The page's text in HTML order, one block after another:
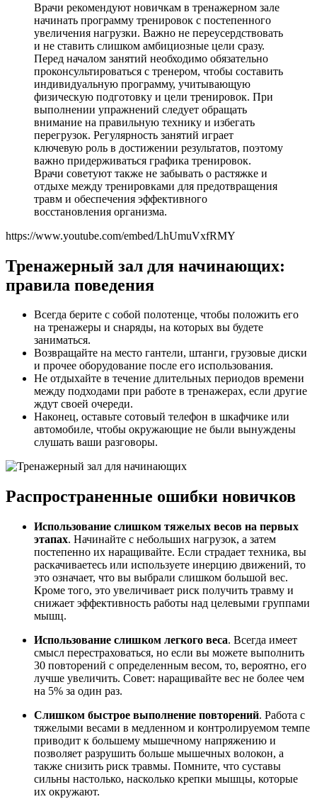
Врачи рекомендуют новичкам в тренажерном зале
начинать программу тренировок с постепенного
увеличения нагрузки. Важно не переусердствовать
и не ставить слишком амбициозные цели сразу.
Перед началом занятий необходимо обязательно
проконсультироваться с тренером, чтобы составить
индивидуальную программу, учитывающую
физическую подготовку и цели тренировок. При
выполнении упражнений следует обращать
внимание на правильную технику и избегать
перегрузок. Регулярность занятий играет
ключевую роль в достижении результатов, поэтому
важно придерживаться графика тренировок.
Врачи советуют также не забывать о растяжке и
отдыхе между тренировками для предотвращения
травм и обеспечения эффективного
восстановления организма.
https://www.youtube.com/embed/LhUmuVxfRMY
Тренажерный зал для начинающих:
правила поведения
Всегда берите с собой полотенце, чтобы положить его
на тренажеры и снаряды, на которых вы будете
заниматься.
Возвращайте на место гантели, штанги, грузовые диски
и прочее оборудование после его использования.
Не отдыхайте в течение длительных периодов времени
между подходами при работе в тренажерах, если другие
ждут своей очереди.
Наконец, оставьте сотовый телефон в шкафчике или
автомобиле, чтобы окружающие не были вынуждены
слушать ваши разговоры.
Распространенные ошибки новичков
Использование слишком тяжелых весов на первых
этапах. Начинайте с небольших нагрузок, а затем
постепенно их наращивайте. Если страдает техника, вы
раскачиваетесь или используете инерцию движений, то
это означает, что вы выбрали слишком большой вес.
Кроме того, это увеличивает риск получить травму и
снижает эффективность работы над целевыми группами
мышц.
Использование слишком легкого веса. Всегда имеет
смысл перестраховаться, но если вы можете выполнить
30 повторений с определенным весом, то, вероятно, его
лучше увеличить. Совет: наращивайте вес не более чем
на 5% за один раз.
Слишком быстрое выполнение повторений. Работа с
тяжелыми весами в медленном и контролируемом темпе
приводит к большему мышечному напряжению и
позволяет разрушить больше мышечных волокон, а
также снизить риск травмы. Помните, что суставы
сильны настолько, насколько крепки мышцы, которые
их окружают.